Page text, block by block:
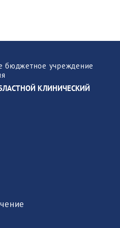
бюджетное учреждение
КЛИНИЧЕСКИЙ